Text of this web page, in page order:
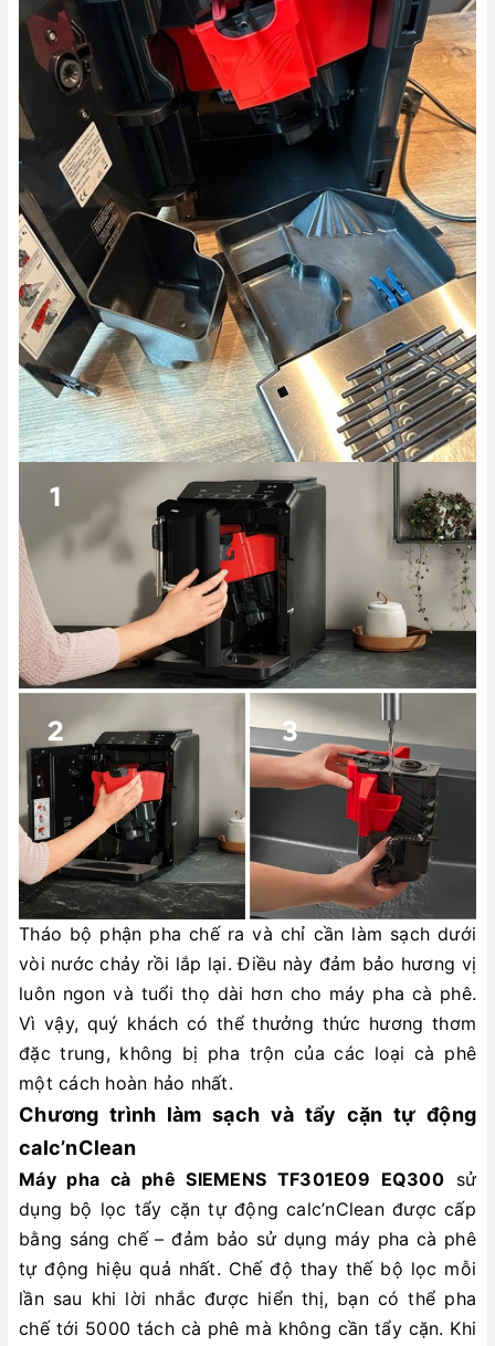
Tháo bộ phận pha chế ra và chỉ cần làm sạch dưới
vòi nước chảy rồi lắp lại. Điều này đảm bảo hương vị
luôn ngon và tuổi thọ dài hơn cho máy pha cà phê.
Vì vậy, quý khách có thể thưởng thức hương thơm
đặc trung, không bị pha trộn của các loại cà phê
một cách hoàn hảo nhất.
Chương trình làm sạch và tẩy cặn tự động
calc’nClean
Máy pha cà phê SIEMENS TF301E09 EQ300sử
dụng bộ lọc tẩy cặn tự động calc’nClean được cấp
bằng sáng chế – đảm bảo sử dụng máy pha cà phê
tự động hiệu quả nhất. Chế độ thay thế bộ lọc mỗi
lần sau khi lời nhắc được hiển thị, bạn có thể pha
chế tới 5000 tách cà phê mà không cần tẩy cặn. Khi